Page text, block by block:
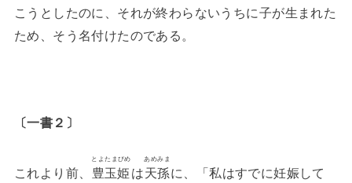
こうとしたのに、それが終わらないうちに子が生まれた
ため、そう名付けたのである。
〔一書２〕
これより前、 豊玉姫
とよたまびめ
は天孫
あめみま
に、「私はすでに妊娠して